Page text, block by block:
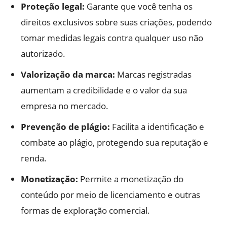
Proteção legal: Garante que você tenha os
direitos exclusivos sobre suas criações, podendo
tomar medidas legais contra qualquer uso não
autorizado.
Valorização da marca: Marcas registradas
aumentam a credibilidade e o valor da sua
empresa no mercado.
Prevenção de plágio: Facilita a identificação e
combate ao plágio, protegendo sua reputação e
renda.
Monetização: Permite a monetização do
conteúdo por meio de licenciamento e outras
formas de exploração comercial.